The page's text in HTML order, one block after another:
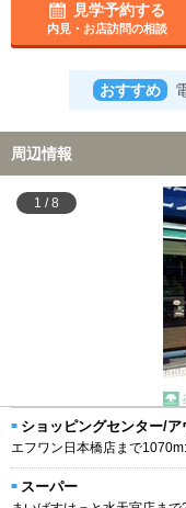
見学予約する
内見・お店訪問の相談
おすすめ
周辺情報
1 /8
ショッピングセンター/
エフワン日本橋店まで
スーパー